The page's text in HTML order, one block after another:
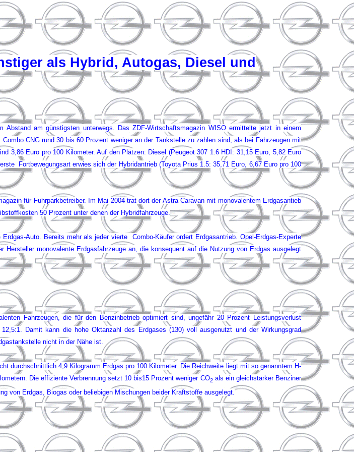
als Hybrid, Autogas, Diesel und
am günstigsten unterwegs. Das ZDF-Wirtschaftsmagazin WISO ermittelte jetzt in einem
CNG rund 30 bis 60 Prozent weniger an der Tankstelle zu zahlen sind, als bei Fahrzeugen mit
3,86 Euro pro 100 Kilometer. Auf den Plätzen: Diesel (Peugeot 307 1.6 HDI: 31,15 Euro, 5,82 Euro
Fort­bewegungs­art erwies sich der Hybridantrieb (Toyota Prius 1.5: 35,71 Euro, 6,67 Euro pro 100
für Fuhrparkbetreiber. Im Mai 2004 trat dort der Astra Caravan mit monovalentem Erdgasantieb
50 Prozent unter denen der Hybridfahrzeuge.
Auto. Bereits mehr als jeder vierte Combo-Käufer ordert Erdgasantrieb. Opel-Erdgas-Experte
monovalente Erdgasfahrzeuge an, die konsequent auf die Nutzung von Erdgas ausgelegt
Fahrzeugen, die für den Benzinbetrieb optimiert sind, ungefähr 20 Prozent Leistungsverlust
Damit kann die hohe Oktanzahl des Erdgases (130) voll ausgenutzt und der Wirkungsgrad
nicht in der Nähe ist.
durchschnittlich 4,9 Kilogramm Erdgas pro 100 Kilometer. Die Reichweite liegt mit so genanntem H-
Die effiziente Verbrennung setzt 10 bis15 Prozent weniger CO2als ein gleichstarker Benziner
von Erdgas, Biogas oder beliebigen Mischungen beider Kraftstoffe ausgelegt.